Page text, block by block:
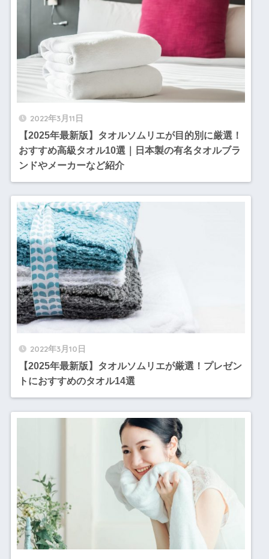
2022年3月11日
【2025年最新版】タオルソムリエが目的別に厳選！
おすすめ高級タオル10選｜日本製の有名タオルブラ
ンドやメーカーなど紹介
2022年3月10日
【2025年最新版】タオルソムリエが厳選！プレゼン
トにおすすめのタオル14選